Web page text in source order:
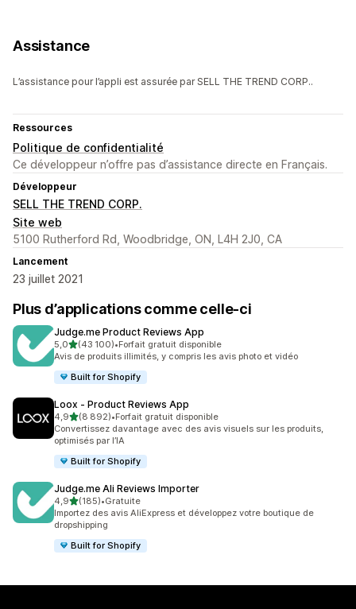
Assistance
L’assistance pour l’appli est assurée par SELL THE TREND CORP..
Ressources
Politique de confidentialité
Ce développeur n’offre pas d’assistance directe en Français.
Développeur
SELL THE TREND CORP.
Site web
5100 Rutherford Rd, Woodbridge, ON, L4H 2J0, CA
Lancement
23 juillet 2021
Plus d’applications comme celle-ci
Judge.me Product Reviews App
5,0étoile(s) sur 5
(43 100)
43100 avis au total
•Forfait gratuit disponible
Avis de produits illimités, y compris les avis photo et vidéo
Built for Shopify
Loox ‑ Product Reviews App
4,9étoile(s) sur 5
(8 892)
8892 avis au total
•Forfait gratuit disponible
Convertissez davantage avec des avis visuels sur les produits,
optimisés par l’IA
Built for Shopify
Judge.me Ali Reviews Importer
4,9étoile(s) sur 5
(185)
185 avis au total
•Gratuite
Importez des avis AliExpress et développez votre boutique de
dropshipping
Built for Shopify